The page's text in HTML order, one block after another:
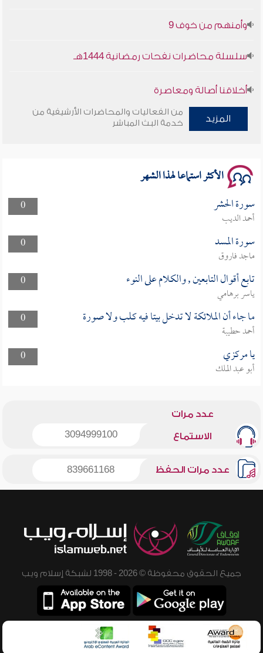
وأمنهم من خوف 9
سلسلة محاضرات نفحات رمضانية 1444هـ
أخلاقنا أصالة ومعاصرة
وأمنهم من خوف 9
المزيد
من الفعاليات والمحاضرات الأرشيفية من
خدمة البث المباشر
الأكثر استماعا لهذا الشهر
0 سورة الحشر
أحمد الديب
0
سورة المسد
ماجد فاروق
0
تابع أقوال التابعين , والكلام على النوء
ياسر برهامي
0
ما جاء أن الملائكة لا تدخل بيتا فيه كلب ولا صورة
أحمد حطيبة
0
يا مركزي
أبو عبد الملك
عدد مرات
الاستماع 3094999100
عدد مرات الحفظ 839661168
جميع الحقوق محفوظة © 2026 - 1998 لشبكة إسلام ويب